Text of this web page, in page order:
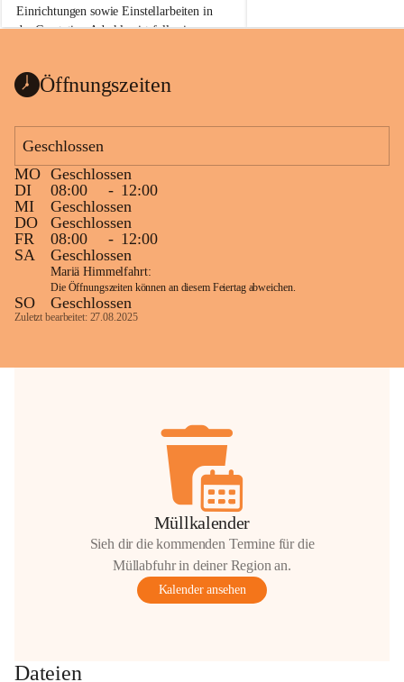
Einrichtungen sowie Einstellarbeiten in
der Gasstation Aderklaa ist fallweise
kommenden Tagen und Wochen wird
sein.
Die OMV Austria ist bemüht, für die
Bevölkerung ungewohnte, jedoch
technisch notwendige Betriebszustände so
kurz wie möglich zu halten.
Wir bitten daher die umliegende
Bevölkerung um Verständnis.
Glück Auf!
GmbH
anrainer-service@omv.com
Bei Fragen, Anliegen oder Beschwerden.
Wartungsarbeiten
Öffnungszeiten
Geschlossen
MO Geschlossen
DI
08:00 - 12:00
MI
Geschlossen
DO
Geschlossen
FR
08:00 - 12:00
SA
Geschlossen
Mariä Himmelfahrt:
Die Öffnungszeiten können an diesem Feiertag abweichen.
SO Geschlossen
Zuletzt bearbeitet: 27.08.2025
Müllkalender
Sieh dir die kommenden Termine für die
Müllabfuhr in deiner Region an.
Kalender ansehen
Dateien